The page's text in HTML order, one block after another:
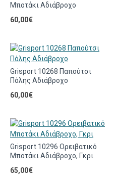
Μποτάκι Αδιάβροχο
60,00€
Grisport 10268 Παπούτσι
Πόλης Αδιάβροχο
60,00€
Grisport 10296 Ορειβατικό
Μποτάκι Αδιάβροχο, Γκρι
65,00€